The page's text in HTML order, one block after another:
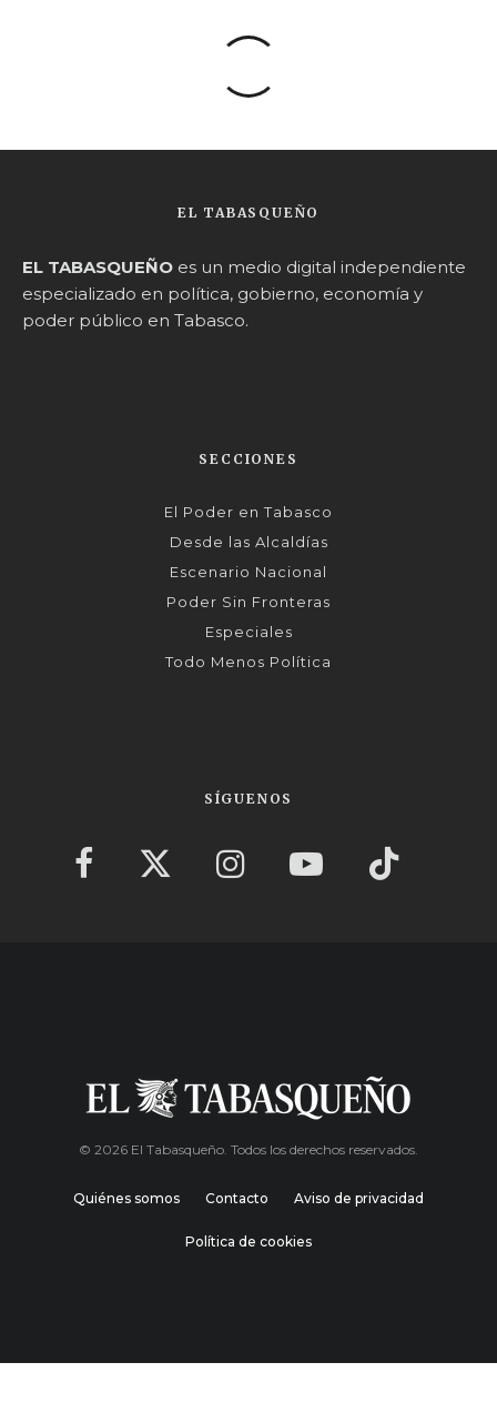
EL TABASQUEÑO
EL TABASQUEÑO es un medio digital independiente
especializado en política, gobierno, economía y
poder público en Tabasco.
SECCIONES
El Poder en Tabasco
Desde las Alcaldías
Escenario Nacional
Poder Sin Fronteras
Especiales
Todo Menos Política
SÍGUENOS
© 2026 El Tabasqueño. Todos los derechos reservados.
Quiénes somos Contacto Aviso de privacidad
Política de cookies